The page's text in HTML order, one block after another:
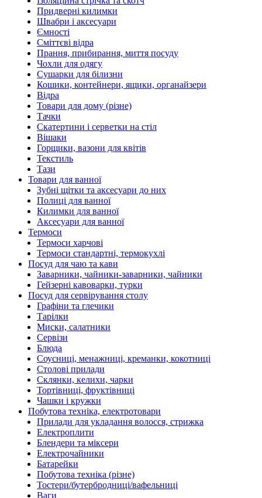
Придверні килимки
Швабри і аксесуари
Ємності
Сміттєві відра
Прання, прибирання, миття посуду
Чохли для одягу
Сушарки для білизни
Кошики, контейнери, ящики, органайзери
Відра
Товари для дому (різне)
Тачки
Скатертини і серветки на стіл
Вішаки
Горщики, вазони для квітів
Текстиль
Тази
Товари для ванної
Зубні щітки та аксесуари до них
Полиці для ванної
Килимки для ванної
Аксесуари для ванної
Термоси
Термоси харчові
Термоси стандартні, термокухлі
Посуд для чаю та кави
Заварники, чайники-заварники, чайники
Гейзерні кавоварки, турки
Посуд для сервірування столу
Графіни та глечики
Тарілки
Миски, салатники
Сервізи
Блюда
Соусниці, менажниці, креманки, кокотниці
Столові прилади
Склянки, келихи, чарки
Тортівниці, фруктівниці
Чашки і кружки
Побутова техніка, електротовари
Прилади для укладання волосся, стрижка
Електроплити
Блендери та міксери
Електрочайники
Батарейки
Побутова техніка (різне)
Тостери/бутербродниці/вафельниці
Ваги